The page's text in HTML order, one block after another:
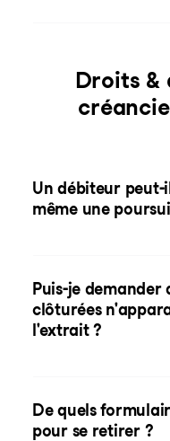
Droits &
Un débiteur
même une
Puis-je demander
clôturées
l'extrait ?
De quels
pour se retirer ?